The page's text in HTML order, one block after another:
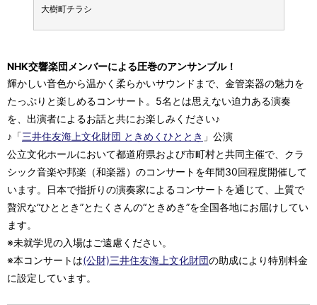
大樹町チラシ
NHK交響楽団メンバーによる圧巻のアンサンブル！
輝かしい音色から温かく柔らかいサウンドまで、金管楽器の魅力を
たっぷりと楽しめるコンサート。5名とは思えない迫力ある演奏
を、出演者によるお話と共にお楽しみください♪
♪「三井住友海上文化財団 ときめくひととき 」公演
公立文化ホールにおいて都道府県および市町村と共同主催で、クラ
シック音楽や邦楽（和楽器）のコンサートを年間30回程度開催して
います。日本で指折りの演奏家によるコンサートを通じて、上質で
贅沢な“ひととき”とたくさんの“ときめき”を全国各地にお届けしてい
ます。
※未就学児の入場はご遠慮ください。
※本コンサートは(公財)三井住友海上文化財団の助成により特別料金
に設定しています。